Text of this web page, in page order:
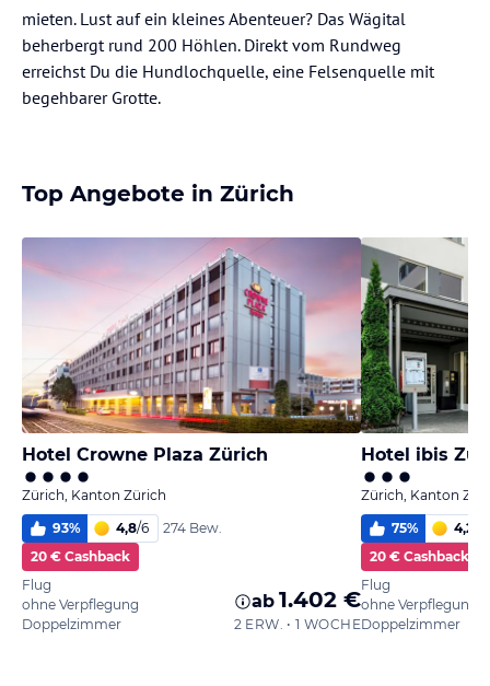
mieten. Lust auf ein kleines Abenteuer? Das Wägital
beherbergt rund 200 Höhlen. Direkt vom Rundweg
erreichst Du die Hundlochquelle, eine Felsenquelle mit
begehbarer Grotte.
Top Angebote in Zürich
Hotel Crowne Plaza Zürich
Zürich, Kanton Zürich
93% 4,8/6
274 Bew.
20 € Cashback
Flug
ohne Verpflegung
Doppelzimmer
ab 1.402 €
2 ERW. • 1 WOCHE
Hotel ibis
Zürich, Kanton
75% 4,2
20 € Cashback
Flug
ohne Verpflegung
Doppelzimmer